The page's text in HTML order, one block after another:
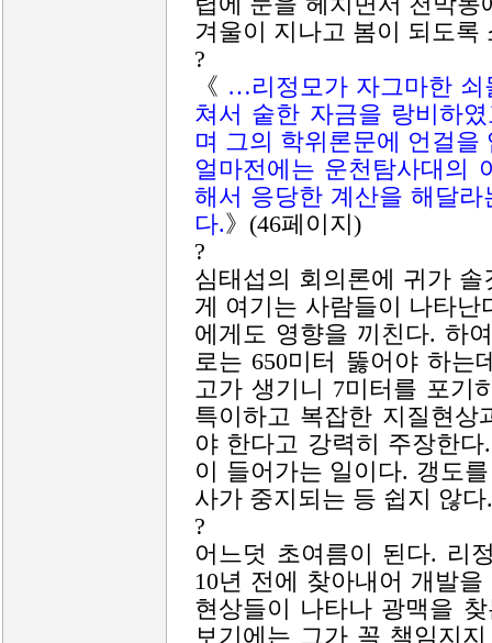
겨울이 지나고 봄이 되도록
?
《 …리정모가 자그마한 쇠
쳐서 숱한 자금을 랑비하
며 그의 학위론문에 언걸을
얼마전에는 운천탐사대의
해서 응당한 계산을 해달
다.》(46페이지)
?
심태섭의 회의론에 귀가
게 여기는 사람들이 나타
에게도 영향을 끼친다. 하
로는 650미터 뚫어야 하는
고가 생기니 7미터를 포기
특이하고 복잡한 지질현
야 한다고 강력히 주장한
이 들어가는 일이다. 갱도
사가 중지되는 등 쉽지 않다.
?
어느덧 초여름이 된다. 리
10년 전에 찾아내어 개발
현상들이 나타나 광맥을
보기에는 그가 꼭 책임지